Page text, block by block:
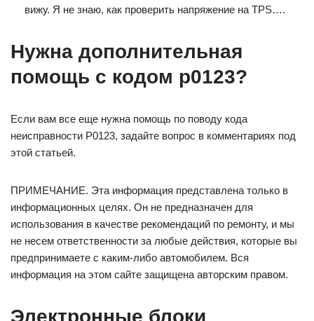
вижу. Я не знаю, как проверить напряжение на TPS….
Нужна дополнительная
помощь с кодом p0123?
Если вам все еще нужна помощь по поводу кода
неисправности P0123, задайте вопрос в комментариях под
этой статьей.
ПРИМЕЧАНИЕ. Эта информация представлена ​​только в
информационных целях. Он не предназначен для
использования в качестве рекомендаций по ремонту, и мы
не несем ответственности за любые действия, которые вы
предпринимаете с каким-либо автомобилем. Вся
информация на этом сайте защищена авторским правом.
Электронные блоки